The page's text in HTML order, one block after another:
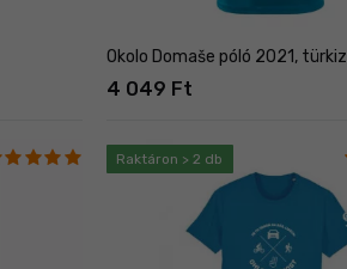
Okolo Domaše póló 2021, türkiz
4 049 Ft
Raktáron > 2 db